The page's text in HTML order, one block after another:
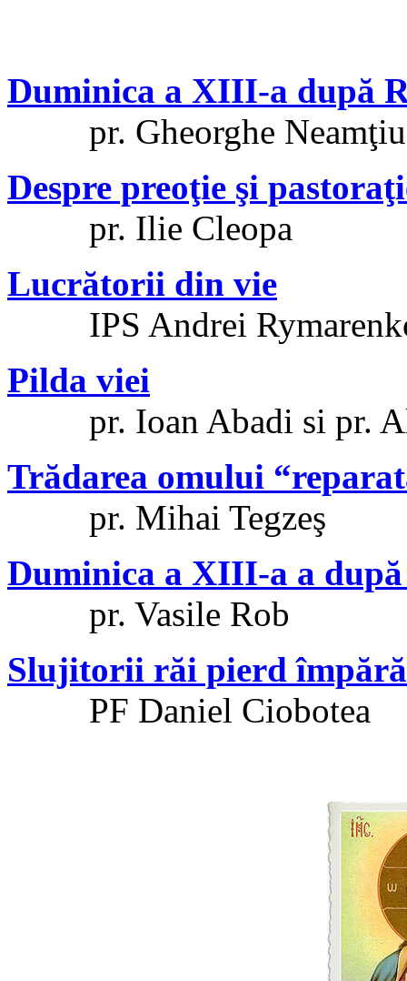
Duminica a XIII-a după
pr. Gheorghe Neamţiu
Despre preoţie şi
pr. Ilie Cleopa
Lucrătorii din vie
IPS Andrei
Pilda viei
pr. Ioan Abadi si pr.
Trădarea omului
pr. Mihai Tegzeş
Duminica a XIII-a a
pr. Vasile Rob
Slujitorii răi pierd
PF Daniel Ciobotea